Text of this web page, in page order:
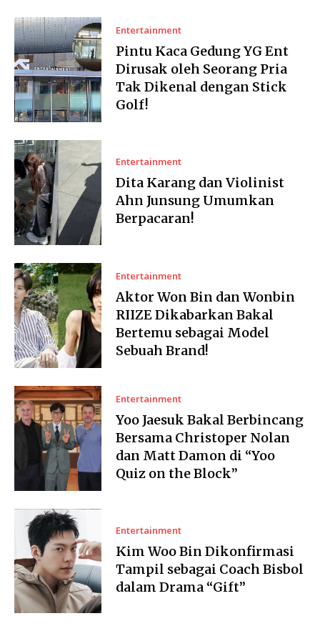
Entertainment
Pintu Kaca Gedung YG Ent
Dirusak oleh Seorang Pria
Tak Dikenal dengan Stick
Golf!
Entertainment
Dita Karang dan Violinist
Ahn Junsung Umumkan
Berpacaran!
Entertainment
Aktor Won Bin dan Wonbin
RIIZE Dikabarkan Bakal
Bertemu sebagai Model
Sebuah Brand!
Entertainment
Yoo Jaesuk Bakal Berbincang
Bersama Christoper Nolan
dan Matt Damon di “Yoo
Quiz on the Block”
Entertainment
Kim Woo Bin Dikonfirmasi
Tampil sebagai Coach Bisbol
dalam Drama “Gift”